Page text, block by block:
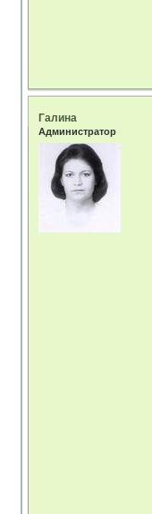
Галина
Администратор